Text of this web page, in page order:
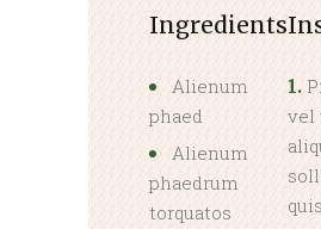
Ingredients
Alienum
phaed
Alienum
phaedrum
torquatos
1.
vel